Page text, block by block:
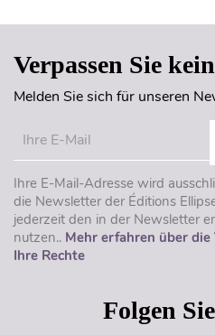
Verpassen Sie
Melden Sie sich für unseren
Ihre E-Mail-Adresse wird
die Newsletter der Éditions
jederzeit den in der Newsletter
nutzen.. Mehr erfahren über
Ihre Rechte
Folgen